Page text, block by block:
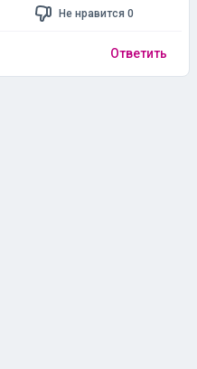
Не нравится 0
Ответить